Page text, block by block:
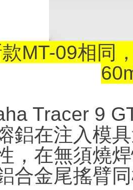
MT-09相同
Tracer 9
鋁在注入模
，在無須燒
合金尾搖臂